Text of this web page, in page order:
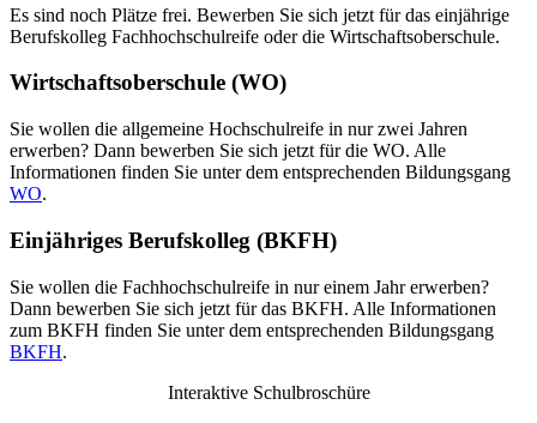
Es sind noch Plätze frei. Bewerben Sie sich jetzt für das einjährige
Berufskolleg Fachhochschulreife oder die Wirtschaftsoberschule.
Wirtschaftsoberschule (WO)
Sie wollen die allgemeine Hochschulreife in nur zwei Jahren
erwerben? Dann bewerben Sie sich jetzt für die WO. Alle
Informationen finden Sie unter dem entsprechenden Bildungsgang
WO.
Einjähriges Berufskolleg (BKFH)
Sie wollen die Fachhochschulreife in nur einem Jahr erwerben?
Dann bewerben Sie sich jetzt für das BKFH. Alle Informationen
zum BKFH finden Sie unter dem entsprechenden Bildungsgang
BKFH.
Interaktive Schulbroschüre